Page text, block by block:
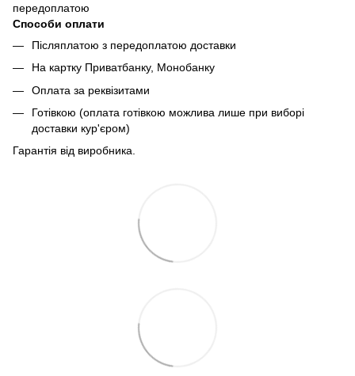
передоплатою
Способи оплати
Післяплатою з передоплатою доставки
На картку Приватбанку, Монобанку
Оплата за реквізитами
Готівкою (оплата готівкою можлива лише при виборі
доставки кур'єром)
Гарантія від виробника.